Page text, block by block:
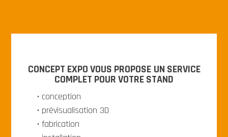
CONCEPT EXPO VOUS PROPOSE UN SERVICE
COMPLET POUR VOTRE STAND
• conception
• prévisualisation 3D
• fabrication